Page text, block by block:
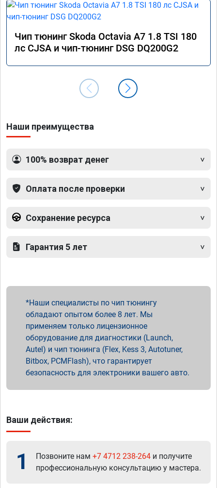
Чип тюнинг Skoda Octavia A7 1.8 TSI 180
лс CJSA и чип-тюнинг DSG DQ200G2
Наши преимущества
100% возврат денег
Оплата после проверки
Сохранение ресурса
Гарантия 5 лет
Наши специалисты по чип тюнингу
обладают опытом более 8 лет. Мы
применяем только лицензионное
оборудование для диагностики (Launch,
Autel) и чип тюнинга (Flex, Kess 3, Autotuner,
Bitbox, PCMFlash), что гарантирует
безопасность для электроники вашего авто.
Ваши действия:
1 Позвоните нам +7 4712 238-264 и получите
профессиональную консультацию у мастера.